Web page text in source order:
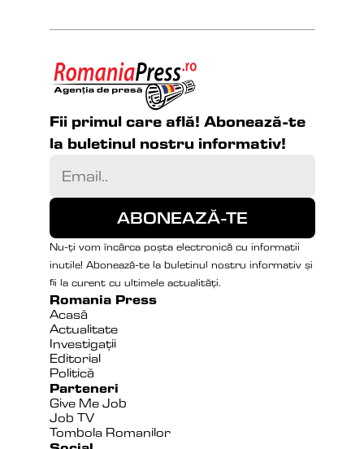
Fii primul care află! Abonează-te
la buletinul nostru informativ!
Nu-ți vom încărca poșta electronică cu informatii
inutile! Abonează-te la buletinul nostru informativ și
fii la curent cu ultimele actualități.
Romania Press
Acasă
Actualitate
Investigații
Editorial
Politică
Parteneri
Give Me Job
Job TV
Tombola Romanilor